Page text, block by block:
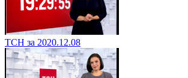
ТСН за 2020.12.08